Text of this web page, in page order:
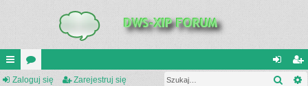
UI or al ar
Zaloguj się Zarejestruj się